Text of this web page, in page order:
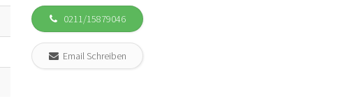
0211/15879046
Email Schreiben